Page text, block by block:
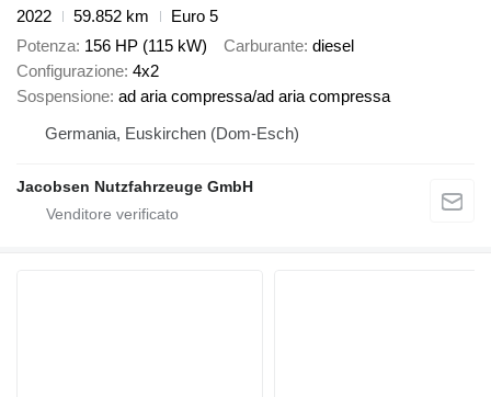
2022
59.852 km
Euro 5
Potenza 156 HP (115 kW) Carburante diesel
Configurazione 4x2
Sospensione ad aria compressa/ad aria compressa
Germania, Euskirchen (Dom-Esch)
Jacobsen Nutzfahrzeuge GmbH